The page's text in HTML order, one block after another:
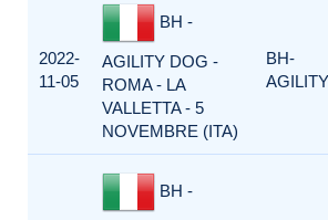
2022-
11-05
BH -
AGILITY DOG -
ROMA - LA
VALLETTA - 5
NOVEMBRE (ITA)
BH-
AGILITY
BH -